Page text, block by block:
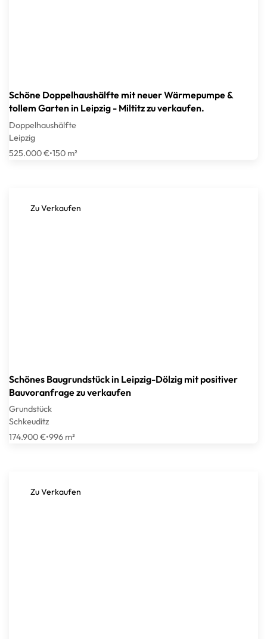
Schöne Doppelhaushälfte mit neuer Wärmepumpe &
tollem Garten in Leipzig - Miltitz zu verkaufen.
Doppelhaushälfte
Leipzig
525.000 €•150 m²
Zu Verkaufen
Schönes Baugrundstück in Leipzig-Dölzig mit positiver
Bauvoranfrage zu verkaufen
Grundstück
Schkeuditz
174.900 €•996 m²
Zu Verkaufen